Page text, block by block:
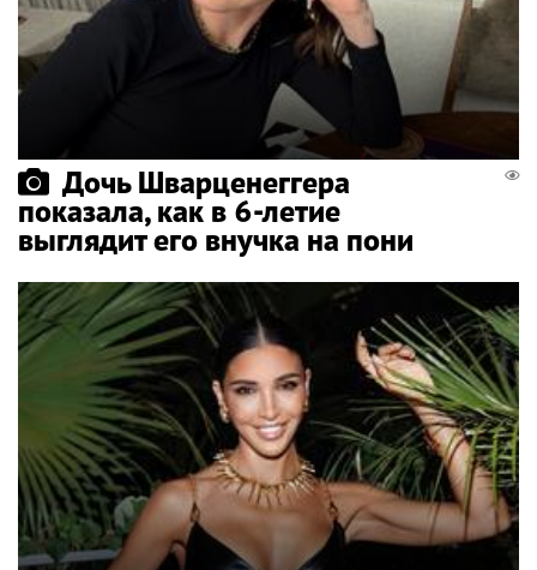
Дочь Шварценеггера
показала, как в 6-летие
выглядит его внучка на пони